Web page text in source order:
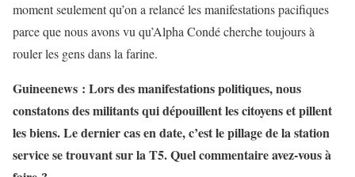
moment seulement qu’on a relancé les manifestations pacifiques
parce que nous avons vu qu’Alpha Condé cherche toujours à
rouler les gens dans la farine.
Guineenews : Lors des manifestations politiques, nous
constatons des militants qui dépouillent les citoyens et pillent
les biens. Le dernier cas en date, c’est le pillage de la station
service se trouvant sur la T5. Quel commentaire avez-vous à